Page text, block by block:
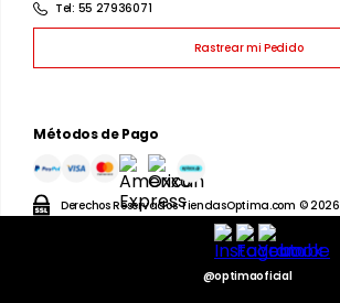
Tel: 55 27936071
Rastrear mi Pedido
Métodos de Pago
Derechos Reservados TiendasOptima.com © 2026
@optimaoficial